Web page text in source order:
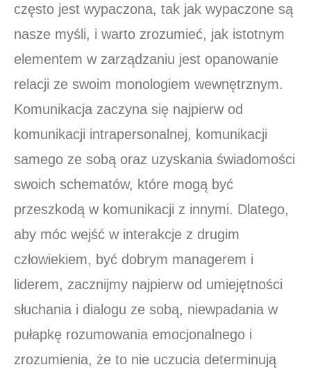
często jest wypaczona, tak jak wypaczone są
nasze myśli, i warto zrozumieć, jak istotnym
elementem w zarządzaniu jest opanowanie
relacji ze swoim monologiem wewnętrznym.
Komunikacja zaczyna się najpierw od
komunikacji intrapersonalnej, komunikacji
samego ze sobą oraz uzyskania świadomości
swoich schematów, które mogą być
przeszkodą w komunikacji z innymi. Dlatego,
aby móc wejść w interakcje z drugim
człowiekiem, być dobrym managerem i
liderem, zacznijmy najpierw od umiejętności
słuchania i dialogu ze sobą, niewpadania w
pułapkę rozumowania emocjonalnego i
zrozumienia, że to nie uczucia determinują